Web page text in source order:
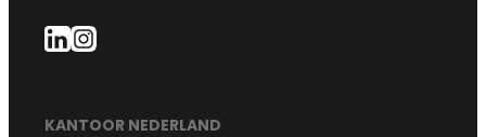
KANTOOR NEDERLAND